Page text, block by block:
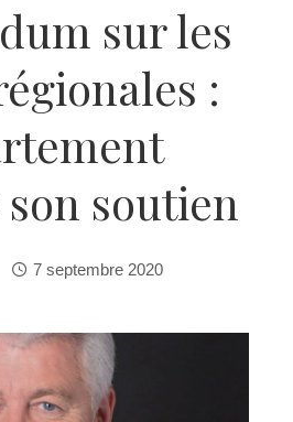
sur les
:
soutien
7 septembre 2020